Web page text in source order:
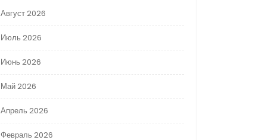
Август 2026
Июль 2026
Июнь 2026
Май 2026
Апрель 2026
Февраль 2026